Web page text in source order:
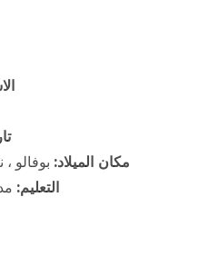
مكان الميلاد: بوفالو ،
التعليم: